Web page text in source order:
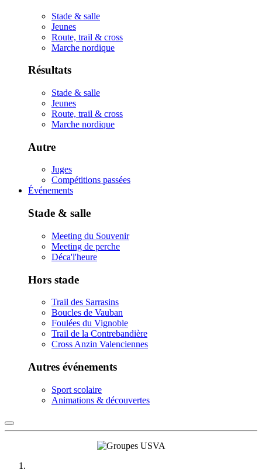
Stade & salle
Jeunes
Route, trail & cross
Marche nordique
Résultats
Stade & salle
Jeunes
Route, trail & cross
Marche nordique
Autre
Juges
Compétitions passées
Événements
Stade & salle
Meeting du Souvenir
Meeting de perche
Déca'l'heure
Hors stade
Trail des Sarrasins
Boucles de Vauban
Foulées du Vignoble
Trail de la Contrebandière
Cross Anzin Valenciennes
Autres événements
Sport scolaire
Animations & découvertes